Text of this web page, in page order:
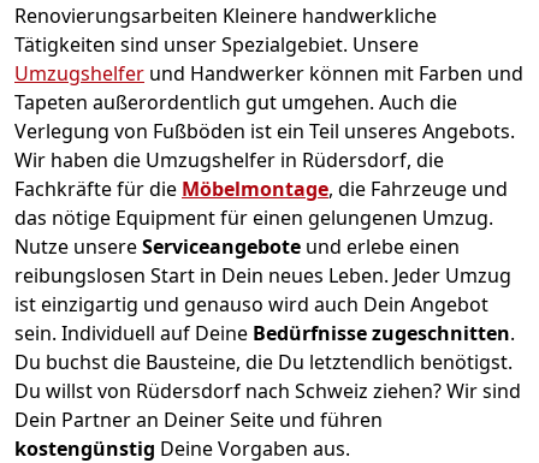
Renovierungsarbeiten Kleinere handwerkliche
Tätigkeiten sind unser Spezialgebiet. Unsere
Umzugshelfer und Handwerker können mit Farben und
Tapeten außerordentlich gut umgehen. Auch die
Verlegung von Fußböden ist ein Teil unseres Angebots.
Wir haben die Umzugshelfer in Rüdersdorf, die
Fachkräfte für die Möbelmontage, die Fahrzeuge und
das nötige Equipment für einen gelungenen Umzug.
Nutze unsereServiceangebote und erlebe einen
reibungslosen Start in Dein neues Leben. Jeder Umzug
ist einzigartig und genauso wird auch Dein Angebot
sein. Individuell auf Deine Bedürfnisse zugeschnitten.
Du buchst die Bausteine, die Du letztendlich benötigst.
Du willst von Rüdersdorf nach Schweiz ziehen? Wir sind
Dein Partner an Deiner Seite und führen
kostengünstig Deine Vorgaben aus.